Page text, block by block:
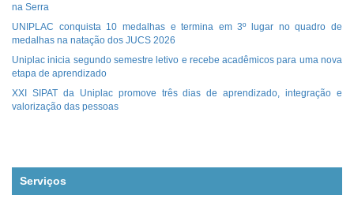
na Serra
UNIPLAC conquista 10 medalhas e termina em 3º lugar no quadro de
medalhas na natação dos JUCS 2026
Uniplac inicia segundo semestre letivo e recebe acadêmicos para uma nova
etapa de aprendizado
XXI SIPAT da Uniplac promove três dias de aprendizado, integração e
valorização das pessoas
Serviços